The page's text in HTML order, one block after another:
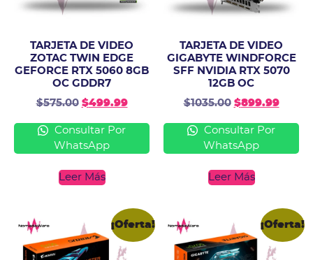
TARJETA DE VIDEO
ZOTAC TWIN EDGE
GEFORCE RTX 5060 8GB
OC GDDR7
$575.00 $499.99
Consultar Por
WhatsApp
Leer Más
TARJETA DE VIDEO
GIGABYTE WINDFORCE
SFF NVIDIA RTX 5070
12GB OC
$1035.00 $899.99
Consultar Por
WhatsApp
Leer Más
¡Oferta! ¡Oferta!